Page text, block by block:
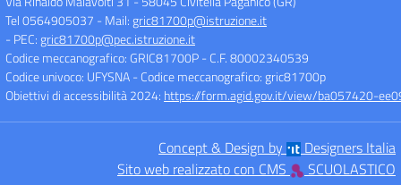
Tel 0564905037 - Mail:gric81700p@istruzione.it
- PEC:gric81700p@pec.istruzione.it
Codice meccanografico: GRIC81700P- C.F. 80002340539
Codice univoco: UFYSNA- Codice meccanografico: gric81700p
Obiettivi di accessibilità 2024: https://form.agid.gov.it/view/ba057420-
Concept & Design by
Designers Italia
Sito web realizzato con CMS
SCUOLASTICO